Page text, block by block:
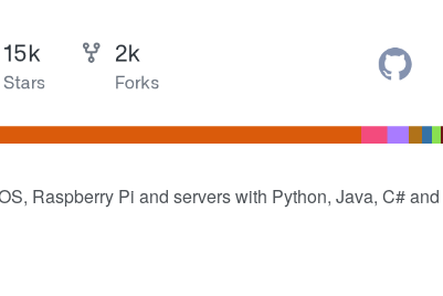
Raspberry Pi and servers with Python, Java, C# and